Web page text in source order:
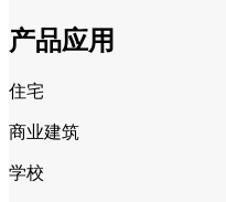
产品应用
住宅
商业建筑
学校